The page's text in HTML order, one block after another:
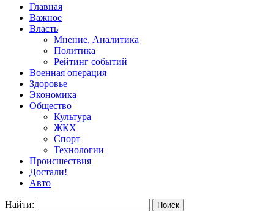
Главная
Важное
Власть
Мнение, Аналитика
Политика
Рейтинг событий
Военная операция
Здоровье
Экономика
Общество
Культура
ЖКХ
Спорт
Технологии
Происшествия
Достали!
Авто
Найти: